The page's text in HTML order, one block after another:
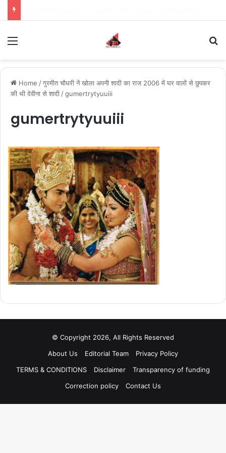
Home /गुरमीत चौधरी नें खोला अपनी शादी का राज 2006 में घर वालों से छुपकर
की थी देवीना से शादी /gumertrytyuuiii
gumertrytyuuiii
© Copyright 2026, All Rights Reserved
About Us
Editorial Team
Privacy Policy
TERMS & CONDITIONS
Disclaimer
Transparency of funding
Correction policy
Contact Us